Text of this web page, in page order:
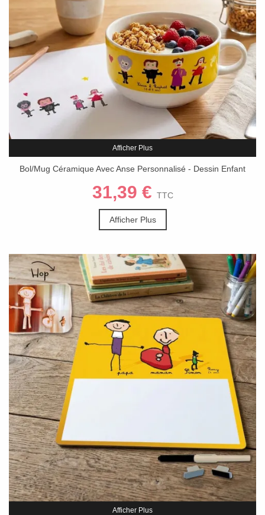
Afficher Plus
Bol/Mug Céramique Avec Anse Personnalisé - Dessin Enfant
31,39 € TTC
Afficher Plus
Afficher Plus